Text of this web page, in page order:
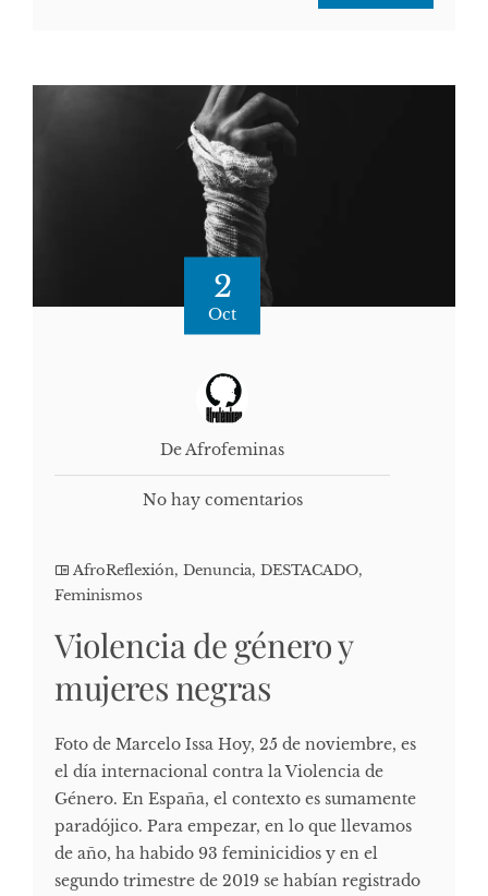
2
Oct
De Afrofeminas
No hay comentarios
AfroReflexión, Denuncia, DESTACADO,
Feminismos
Violencia de género y
mujeres negras
Foto de Marcelo Issa Hoy, 25 de noviembre, es
el día internacional contra la Violencia de
Género. En España, el contexto es sumamente
paradójico. Para empezar, en lo que llevamos
de año, ha habido 93 feminicidios y en el
segundo trimestre de 2019 se habían registrado